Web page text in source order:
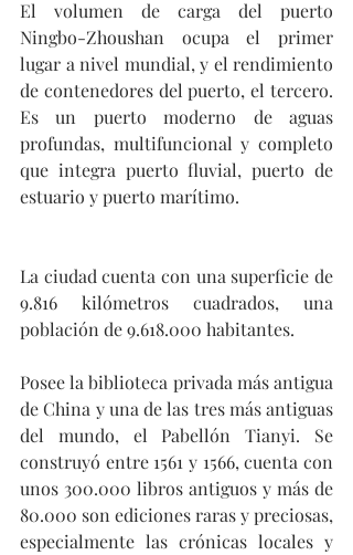
El volumen de carga del puerto
Ningbo-Zhoushan ocupa el primer
lugar a nivel mundial, y el rendimiento
de contenedores del puerto, el tercero.
Es un puerto moderno de aguas
profundas, multifuncional y completo
que integra puerto fluvial, puerto de
estuario y puerto marítimo.
La ciudad cuenta con una superficie de
9.816 kilómetros cuadrados, una
población de 9.618.000 habitantes.
Posee la biblioteca privada más antigua
de China y una de las tres más antiguas
del mundo, el Pabellón Tianyi. Se
construyó entre 1561 y 1566, cuenta con
unos 300.000 libros antiguos y más de
80.000 son ediciones raras y preciosas,
especialmente las crónicas locales y